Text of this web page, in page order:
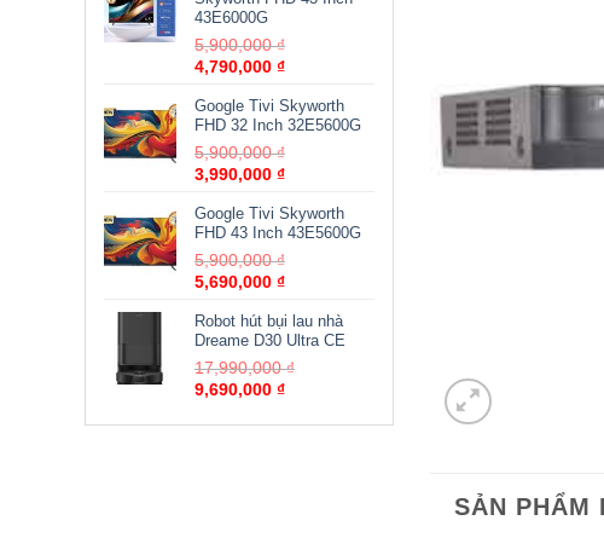
43E6000G
5,900,000₫
4,790,000 ₫
Google Tivi Skyworth
FHD 32 Inch 32E5600G
5,900,000₫
3,990,000 ₫
Google Tivi Skyworth
FHD 43 Inch 43E5600G
5,900,000₫
5,690,000 ₫
Robot hút bụi lau nhà
Dreame D30 Ultra CE
17,990,000₫
9,690,000 ₫
SẢN PHẨM